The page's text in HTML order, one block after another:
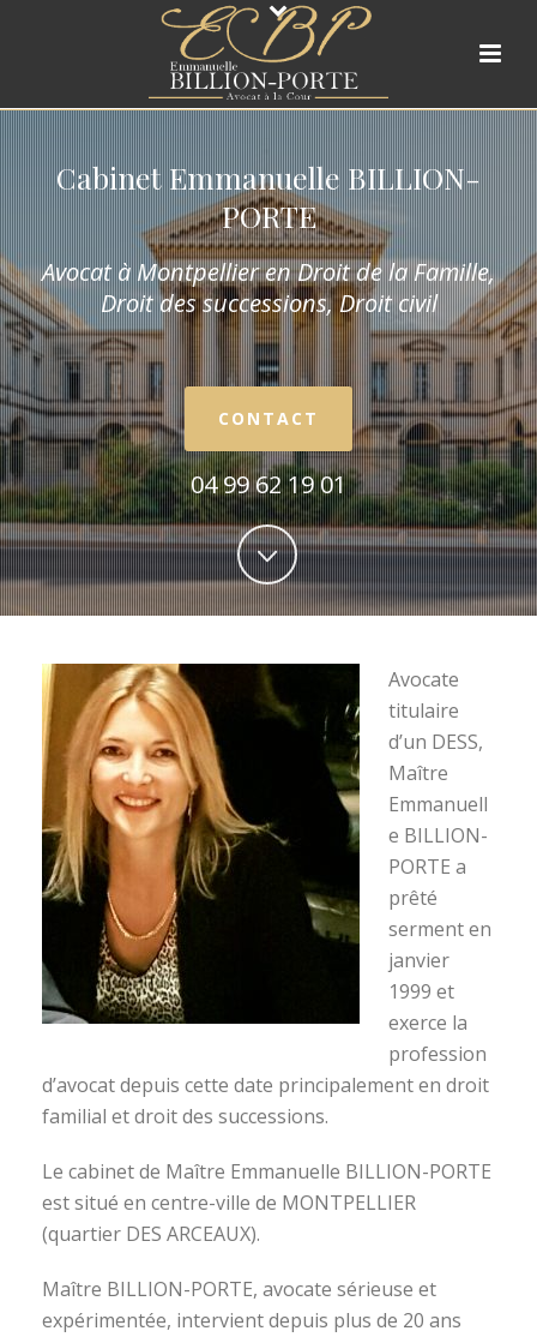
Cabinet Emmanuelle BILLION-
PORTE
Avocat à Montpellier en Droit de la Famille,
Droit des successions, Droit civil
CONTACT
04 99 62 19 01
Avocate
titulaire
d’un DESS,
Maître
Emmanuell
e BILLION-
PORTE a
prêté
serment en
janvier
1999 et
exerce la
profession
d’avocat depuis cette date principalement en droit
familial et droit des successions.
Le cabinet de Maître Emmanuelle BILLION-PORTE
est situé en centre-ville de MONTPELLIER
(quartier DES ARCEAUX).
Maître BILLION-PORTE, avocate sérieuse et
expérimentée, intervient depuis plus de 20 ans